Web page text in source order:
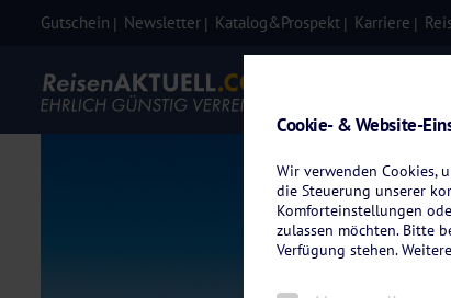
Gutschein Newsletter Katalog&Prospekt Karriere
Cookie- & Website-
Wir verwenden Cookies,
die Steuerung unserer
Komforteinstellungen
zulassen möchten. Bitte
Verfügung stehen.